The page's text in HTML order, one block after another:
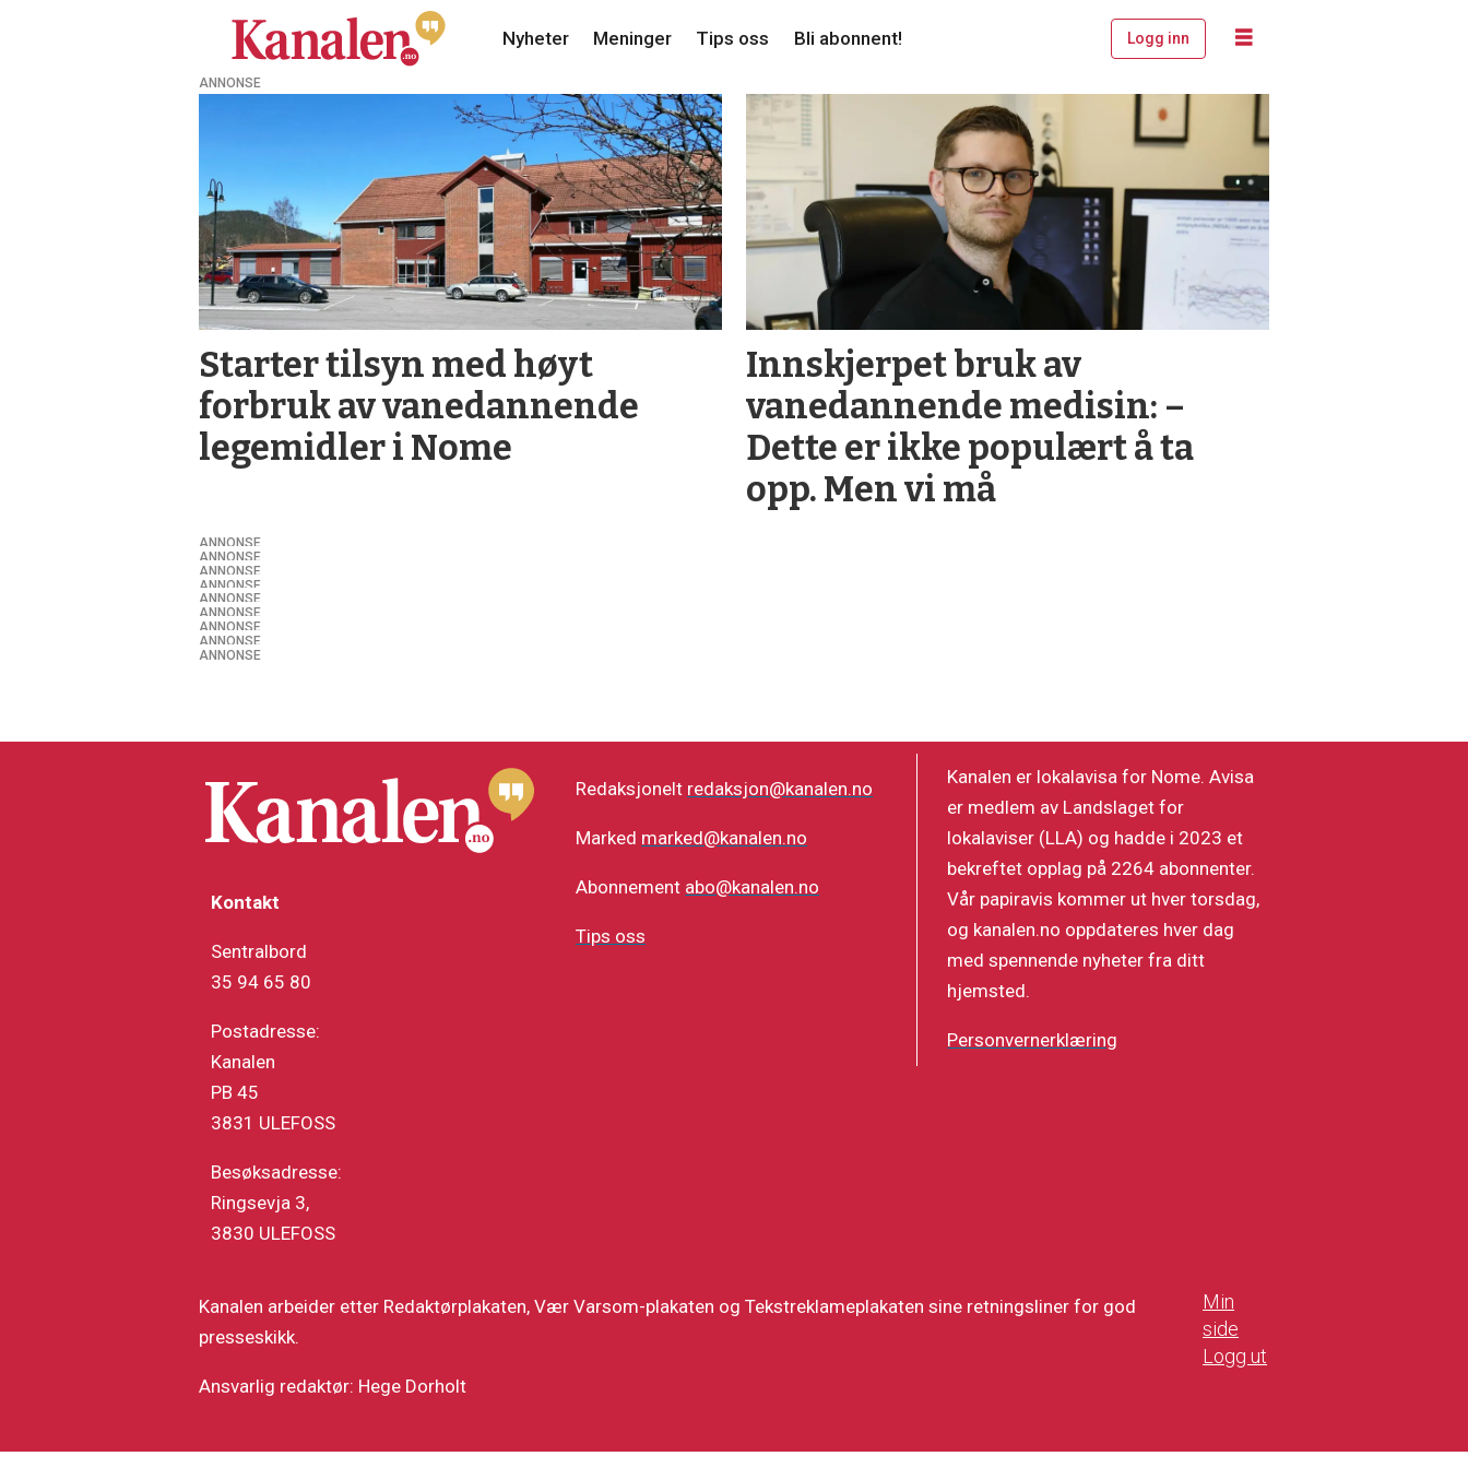
Nyheter Meninger Tips oss Bli abonnent! Logg inn
legemidler
ANNONSE
Starter tilsyn med høyt
forbruk av vane­dannende
lege­midler i Nome
Innskjerpet bruk av
vanedannende medisin: –
Dette er ikke populært å ta
opp. Men vi må
ANNONSE
ANNONSE
ANNONSE
ANNONSE
ANNONSE
ANNONSE
ANNONSE
ANNONSE
ANNONSE
Kontakt
Sentralbord
35 94 65 80
Postadresse:
Kanalen
PB 45
3831 ULEFOSS
Besøksadresse:
Ringsevja 3,
3830 ULEFOSS
Redaksjonelt redaksjon@kanalen.no
Marked marked@kanalen.no
Abonnement abo@kanalen.no
Tips oss
Kanalen er lokalavisa for Nome. Avisa
er medlem av Landslaget for
lokalaviser (LLA) og hadde i 2023 et
bekreftet opplag på 2264 abonnenter.
Vår papiravis kommer ut hver torsdag,
og kanalen.no oppdateres hver dag
med spennende nyheter fra ditt
hjemsted.
Personvernerklæring
Kanalen arbeider etter Redaktørplakaten, Vær Varsom-plakaten og Tekstreklameplakaten sine retningsliner for god
presseskikk.
Ansvarlig redaktør: Hege Dorholt
Min
side
Logg ut